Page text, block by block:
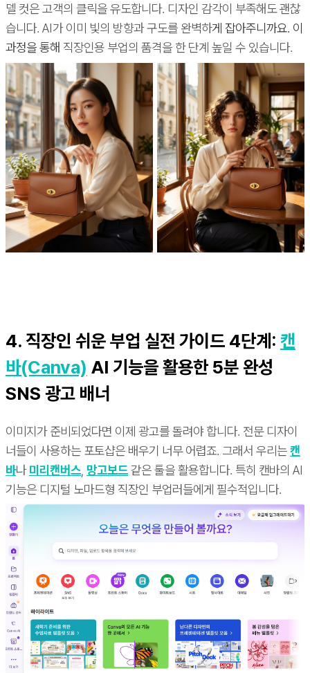
델 컷은 고객의 클릭을 유도합니다. 디자인 감각이 부족해도 괜찮
습니다. AI가 이미 빛의 방향과 구도를 완벽하게 잡아주니까요. 이
과정을 통해 직장인용 부업의 품격을 한 단계 높일 수 있습니다.
4. 직장인 쉬운 부업 실전 가이드 4단계: 캔
바(Canva) AI 기능을 활용한 5분 완성
SNS 광고 배너
이미지가 준비되었다면 이제 광고를 돌려야 합니다. 전문 디자이
너들이 사용하는 포토샵은 배우기 너무 어렵죠. 그래서 우리는캔
바나미리캔버스, 망고보드같은 툴을 활용합니다. 특히 캔바의 AI
기능은 디지털 노마드형 직장인 부업러들에게 필수적입니다.